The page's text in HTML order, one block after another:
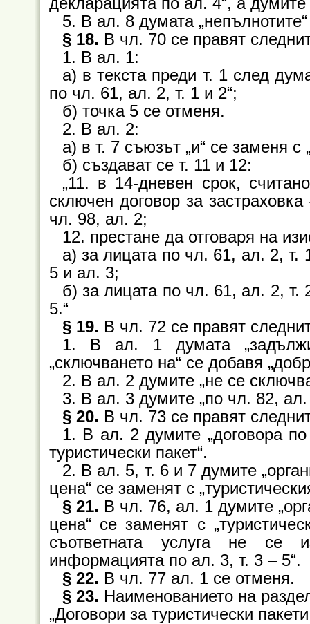
5. В ал. 8 думата
§ 18. В чл. 70 се правят
1. В ал. 1:
а) в текста преди т. 1 след
по чл. 61, ал. 2, т. 1 и 2“;
б) точка 5 се отменя.
2. В ал. 2:
а) в т. 7 съюзът „и“ се заменя с
б) създават се т. 11 и 12:
„11. в 14-дневен срок,
сключен договор за
чл. 98, ал. 2;
12. престане да отговаря на
а) за лицата по чл. 61, ал. 2, т.
5 и ал. 3;
б) за лицата по чл. 61, ал. 2, т.
5.“
§ 19. В чл. 72 се правят
1. В ал. 1 думата
„сключването на“ се добавя
2. В ал. 2 думите „не се
3. В ал. 3 думите „по чл. 82,
§ 20. В чл. 73 се правят
1. В ал. 2 думите „договора
туристически пакет“.
2. В ал. 5, т. 6 и 7 думите
цена“ се заменят с
§ 21. В чл. 76, ал. 1 думите
цена“ се заменят с
съответната услуга не се
информацията по ал. 3, т. 3 – 5“.
§ 22. В чл. 77 ал. 1 се отменя.
§ 23. Наименованието на
„Договори за туристически